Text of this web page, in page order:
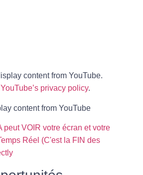
content from YouTube.
YouTube’s privacy policy.
content from YouTube
peut VOIR votre écran et votre
Réel (C'est la FIN des